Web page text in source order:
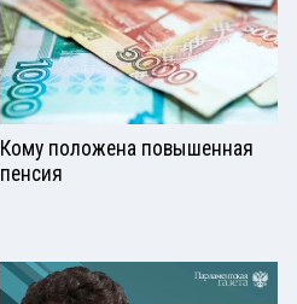
Кому положена повышенная
пенсия